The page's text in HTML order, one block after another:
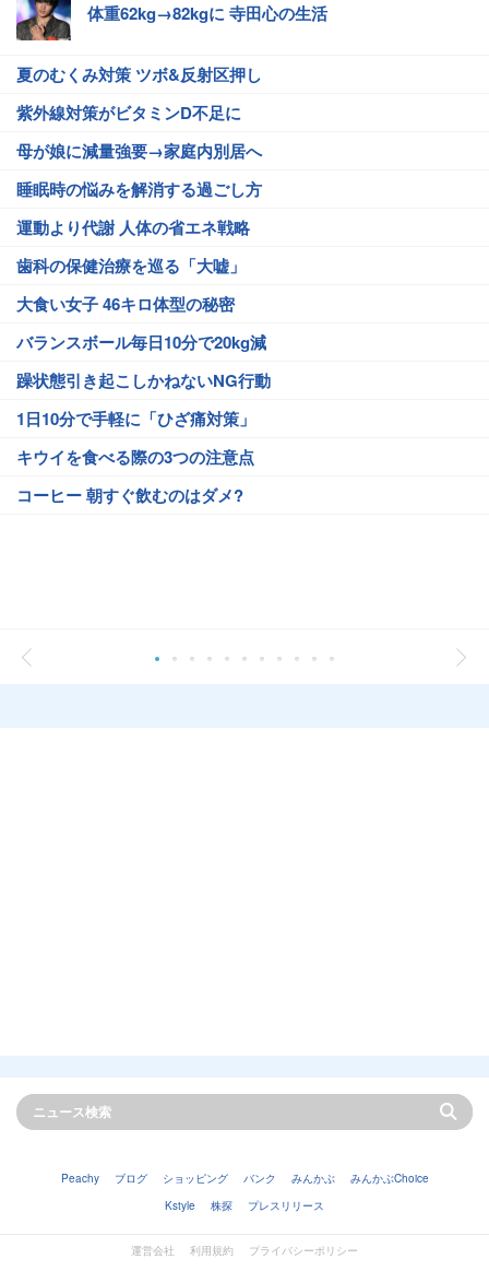
体重62kg→82kgに 寺田心の生活
夏のむくみ対策 ツボ&反射区押し
紫外線対策がビタミンD不足に
母が娘に減量強要→家庭内別居へ
睡眠時の悩みを解消する過ごし方
運動より代謝 人体の省エネ戦略
歯科の保健治療を巡る「大嘘」
大食い女子 46キロ体型の秘密
バランスボール毎日10分で20kg減
躁状態引き起こしかねないNG行動
1日10分で手軽に「ひざ痛対策」
キウイを食べる際の3つの注意点
コーヒー 朝すぐ飲むのはダメ?
Peachy ブログ ショッピング バンク みんかぶ
みんかぶChoice
Kstyle
株探 プレスリリース
運営会社 利用規約
プライバシーポリシー